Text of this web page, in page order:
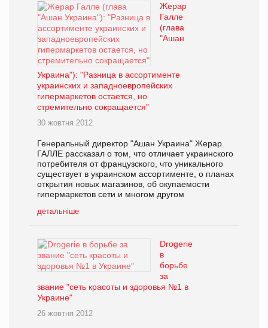
Жерар
Галле
(глава
"Ашан
Украина"): "Разница в ассортименте
украинских и западноевропейских
гипермаркетов остается, но
стремительно сокращается"
30 жовтня 2012
Генеральный директор "Ашан Украина" Жерар
ГАЛЛЕ рассказал о том, что отличает украинского
потребителя от французского, что уникального
существует в украинском ассортименте, о планах
открытия новых магазинов, об окупаемости
гипермаркетов сети и многом другом
детальніше
Drogerie
в
борьбе
за
звание "сеть красоты и здоровья №1 в
Украине"
26 жовтня 2012